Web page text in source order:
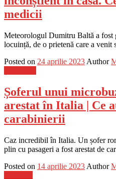
medicii
Meteorologul Dumitru Baltă a fost
locuință, de o prietenă care a venit
Posted on 24 aprilie 2023 Author
Șoferul unui
arestat în Italia | Ce
carabinierii
Caz incredibil în Italia. Un șofer
plin cu pasageri a fost arestat de
Posted on 14 aprilie 2023 Author